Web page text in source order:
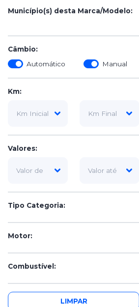
Município(s) desta Marca/Modelo:
Câmbio:
Automático
Manual
Km:
Valores:
Tipo Categoria:
Motor:
Combustível:
Portas:
LIMPAR